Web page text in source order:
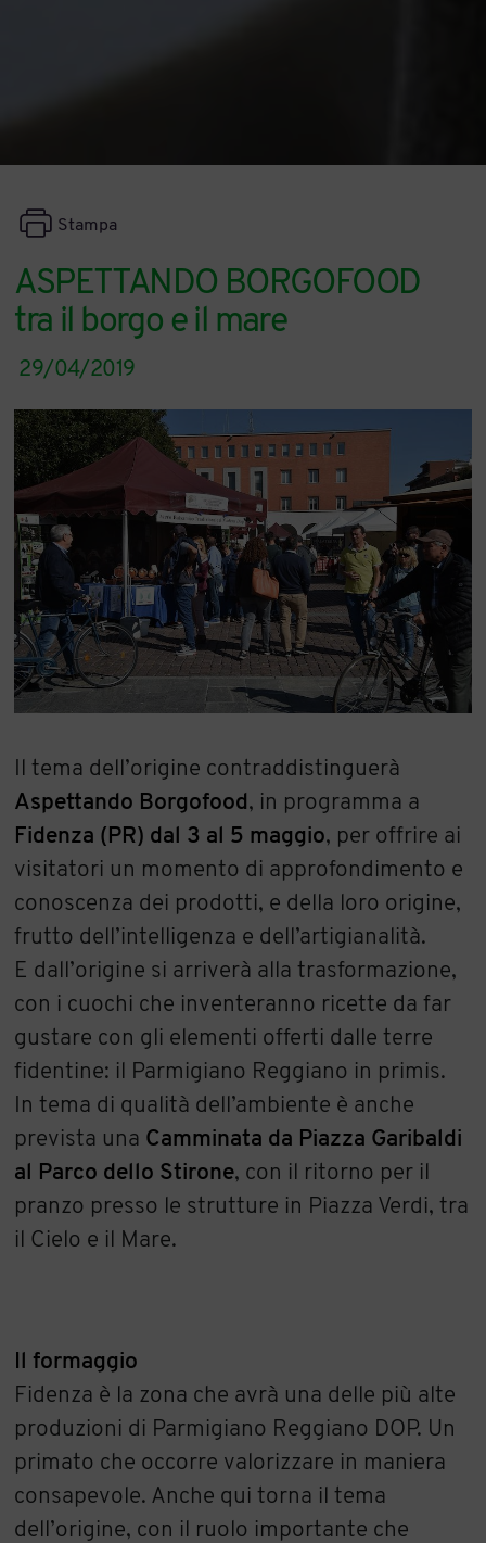
ASPETTANDO BORGOFOOD
tra il borgo e il mare
Stampa
29/04/2019
Il tema dell’origine contraddistinguerà
Aspettando Borgofood , in programma a
Fidenza (PR) dal 3 al 5 maggio, per offrire ai
visitatori un momento di approfondimento e
conoscenza dei prodotti, e della loro origine,
frutto dell’intelligenza e dell’artigianalità.
E dall’origine si arriverà alla trasformazione,
con i cuochi che inventeranno ricette da far
gustare con gli elementi offerti dalle terre
fidentine: il Parmigiano Reggiano in primis.
In tema di qualità dell’ambiente è anche
prevista una Camminata da Piazza Garibaldi
al Parco dello Stirone, con il ritorno per il
pranzo presso le strutture in Piazza Verdi, tra
il Cielo e il Mare.
Il formaggio
Fidenza è la zona che avrà una delle più alte
produzioni di Parmigiano Reggiano DOP. Un
primato che occorre valorizzare in maniera
consapevole. Anche qui torna il tema
dell’origine, con il ruolo importante che